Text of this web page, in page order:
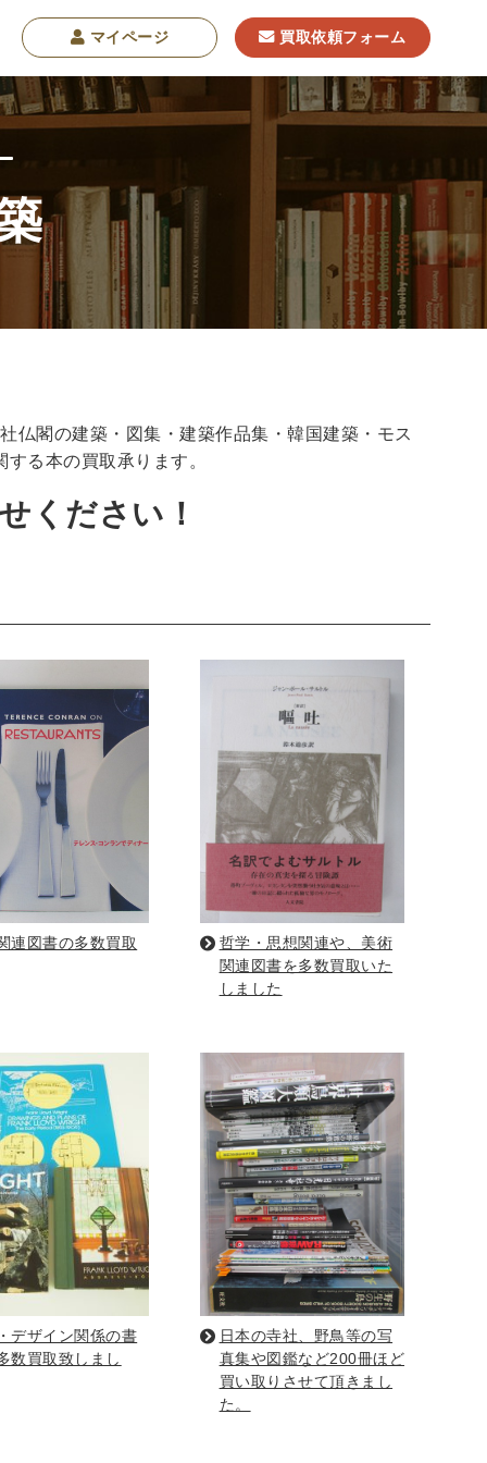
東洋哲学 東洋思想 現象学 西洋哲学
書
ーダーシップ 経営学
イオテクノロジー 科学書 農学
金属・鉱学
工書
化学 地球科学・エコロジー
一般 薬学書
針灸・漢方
占い 手芸・クラフト
イキング・クライミング
工学・技術・環境
語学検定・通訳
食品・衛生・福祉
マイページ 買取依頼フォーム
仏閣の建築・図集・建築作品集・韓国建築・モス
る本の買取承ります。
ください！
連図書の多数買取
哲学・思想関連や、美術
関連図書を多数買取いた
しました
デザイン関係の書
数買取致しまし
日本の寺社、野鳥等の写
真集や図鑑など200冊ほど
買い取りさせて頂きまし
た。